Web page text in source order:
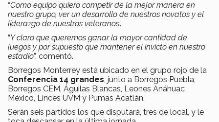
“Como equipo quiero competir de la mejor manera en
nuestro grupo, ver un desarrollo de nuestros novatos y el
liderazgo de nuestros veteranos.
“Y claro que queremos ganar la mayor cantidad de
juegos y por supuesto que mantener el invicto en nuestro
estadio”, comentó.
Borregos Monterrey está ubicado en el grupo rojo de la
Conferencia 14 grandes, junto a Borregos Puebla,
Borregos CEM, Águilas Blancas, Leones Anáhuac
México, Linces UVM y Pumas Acatlán.
Serán seis partidos los que disputará, tres de local, y le